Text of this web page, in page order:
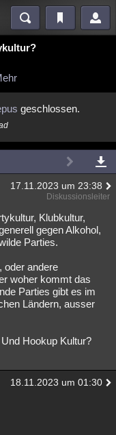
Mystery
Ufologie
Literatur
English
geschlossen.
17.11.2023 um 23:38
Diskussionsleiter
Klubkultur,
gegen Alkohol,
Parties.
oder andere
woher kommt das
Parties gibt es im
Ländern, ausser
Hookup Kultur?
18.11.2023 um 01:30